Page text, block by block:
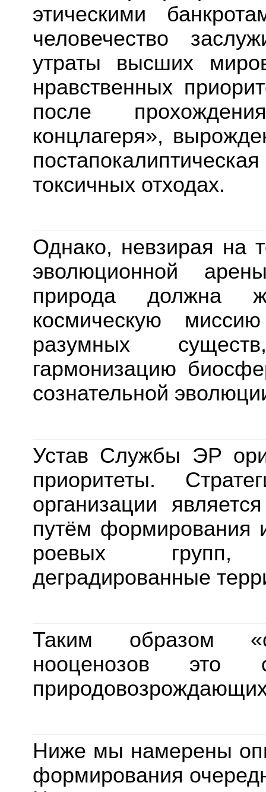
этическими
человечество
утраты высших
нравственных
после
концлагеря»,
токсичных отходах.
Однако, невзирая на
эволюционной
природа должна
космическую
разумных
гармонизацию
сознательной
Устав Службы ЭР
приоритеты.
организации
путём формирования
роевых групп,
деградированные
Таким образом
нооценозов это
Ниже мы намерены
формирования